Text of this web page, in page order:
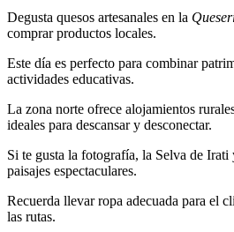
Degusta quesos artesanales en la
comprar productos locales.
Este día es perfecto para combinar
actividades educativas.
La zona norte ofrece alojamientos
ideales para descansar y desconectar.
Si te gusta la fotografía, la Selva de Irati
paisajes espectaculares.
Recuerda llevar ropa adecuada para el
las rutas.